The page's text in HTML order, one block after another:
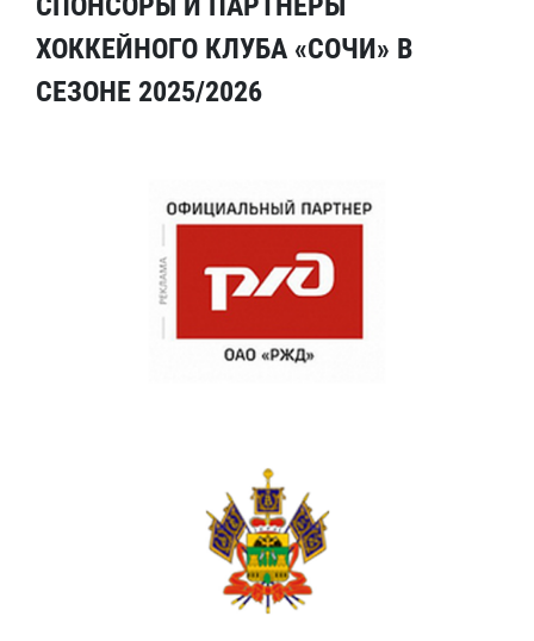
ХОККЕЙНОГО КЛУБА «СОЧИ» В
СЕЗОНЕ 2025/2026